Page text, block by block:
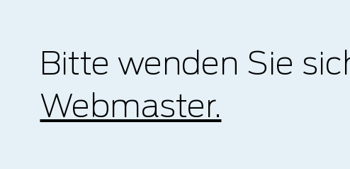
Bitte wenden Sie
Webmaster.